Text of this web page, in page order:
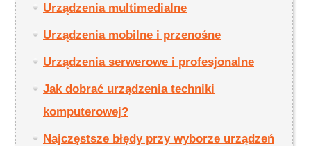
Urządzenia multimedialne
Urządzenia mobilne i przenośne
Urządzenia serwerowe i profesjonalne
Jak dobrać urządzenia techniki
komputerowej?
Najczęstsze błędy przy wyborze urządzeń